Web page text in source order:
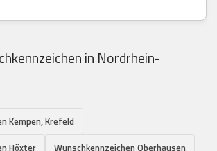
in Nordrhein-
Kempen, Krefeld
Höxter
Wunschkennzeichen Oberhausen